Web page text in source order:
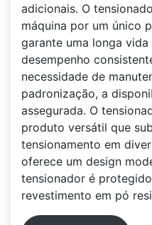
adicionais. O
máquina por um único
garante uma longa
desempenho
necessidade de
padronização, a
assegurada. O
produto versátil que
tensionamento em
oferece um design
tensionador é
revestimento em pó